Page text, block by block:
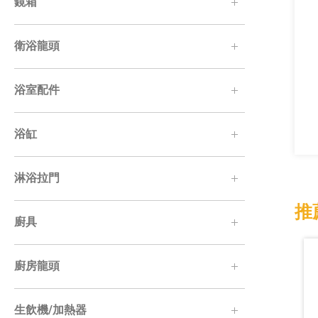
衛浴龍頭
浴室配件
浴缸
淋浴拉門
廚具
廚房龍頭
生飲機/加熱器
推